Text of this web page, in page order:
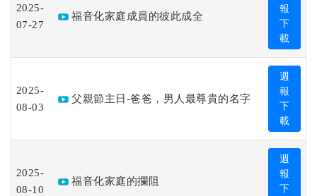
2025-
07-27
福音化家庭成員的彼此成全
報
下
載
2025-
08-03
父親節主日-爸爸，男人最尊貴的名字
週
報
下
載
2025-
08-10
福音化家庭的攔阻
週
報
下